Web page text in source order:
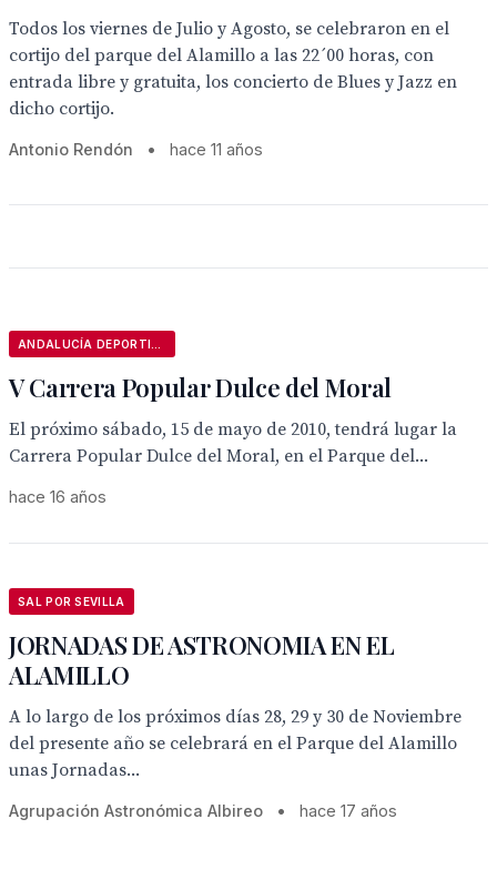
Todos los viernes de Julio y Agosto, se celebraron en el
cortijo del parque del Alamillo a las 22´00 horas, con
entrada libre y gratuita, los concierto de Blues y Jazz en
dicho cortijo.
Antonio Rendón • hace 11 años
V Carrera Popular Dulce del Moral
El próximo sábado, 15 de mayo de 2010, tendrá lugar la
Carrera Popular Dulce del Moral, en el Parque del...
hace 16 años
SAL POR SEVILLA
JORNADAS DE ASTRONOMIA EN EL
ALAMILLO
A lo largo de los próximos días 28, 29 y 30 de Noviembre
del presente año se celebrará en el Parque del Alamillo
unas Jornadas...
Agrupación Astronómica Albireo • hace 17 años